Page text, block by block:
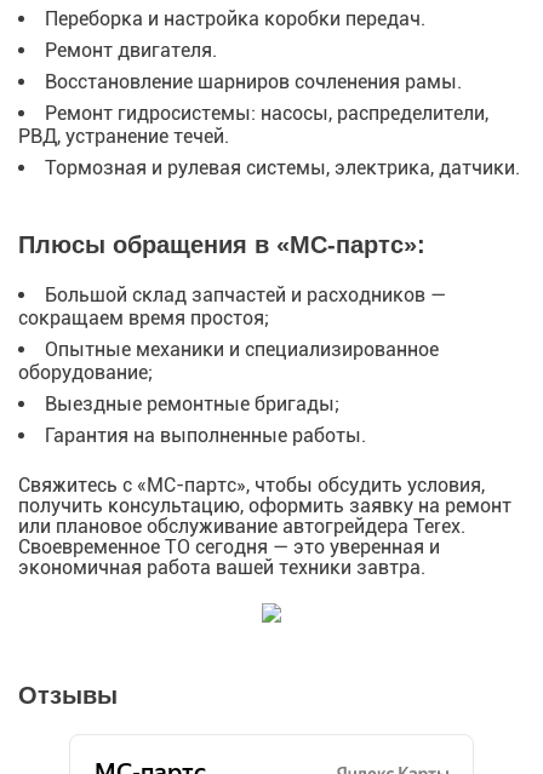
Переборка и настройка коробки передач.
Ремонт двигателя.
Восстановление шарниров сочленения рамы.
Ремонт гидросистемы: насосы, распределители,
РВД, устранение течей.
Тормозная и рулевая системы, электрика, датчики.
Плюсы обращения в «МС-партс»:
Большой склад запчастей и расходников —
сокращаем время простоя;
Опытные механики и специализированное
оборудование;
Выездные ремонтные бригады;
Гарантия на выполненные работы.
Свяжитесь с «МС-партс», чтобы обсудить условия,
получить консультацию, оформить заявку на ремонт
или плановое обслуживание автогрейдера Terex.
Своевременное ТО сегодня — это уверенная и
экономичная работа вашей техники завтра.
Отзывы